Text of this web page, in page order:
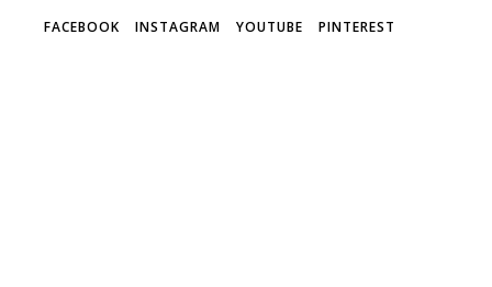
FACEBOOK INSTAGRAM YOUTUBE PINTEREST